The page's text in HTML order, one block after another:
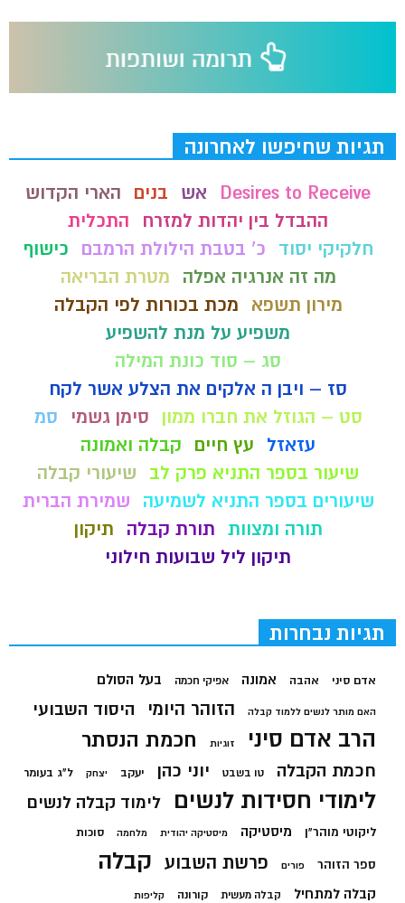
תגיות שחיפשו לאחרונה
Desires to Receive אש בנים
הארי הקדוש
ההבדל בין יהדות למזרח
התכלית
חלקיקי יסוד
כ' בטבת הילולת הרמבם
כישוף
מה זה אנרגיה אפלה
מטרת הבריאה
מירון תשפא
מכת בכורות לפי הקבלה
משפיע על מנת להשפיע
סג – סוד כונת המילה
סז – ויבן ה אלקים את הצלע אשר לקח
סט – הגוזל את חברו ממון
סימן גשמי
סמ
עזאזל
עץ חיים
קבלה ואמונה
שיעור בספר התניא פרק לב
שיעורי קבלה
שיעורים בספר התניא לשמיעה
שמירת הברית
תורה ומצוות תורת קבלה
תיקון
תיקון ליל שבועות חילוני
תגיות נבחרות
אדם סיני אהבה אמונה אפיקי חכמה בעל הסולם
האם מותר לנשים ללמוד קבלה הזוהר היומי היסוד השבועי
הרב אדם סיני זוגיות חכמת הנסתר
חכמת הקבלה טו בשבט יוני כהן יעקב יצחק ל"ג בעומר
לימודי חסידות לנשים לימוד קבלה לנשים
ליקוטי מוהר"ן מיסטיקה מיסטיקה יהודית מלחמה סוכות
ספר הזוהר פורים פרשת השבוע קבלה
קבלה למתחיל קבלה מעשית קורונה קליפות